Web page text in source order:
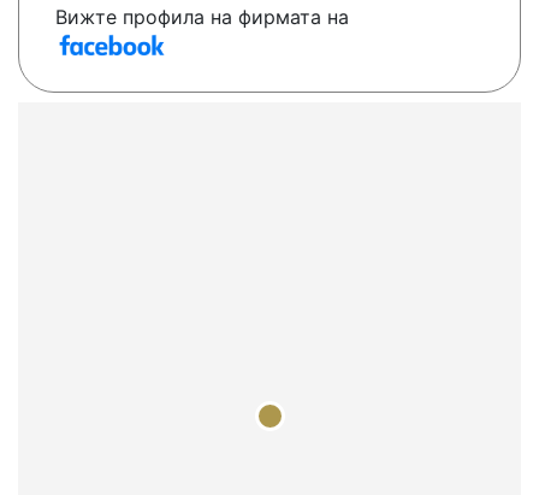
Вижте профила на фирмата на